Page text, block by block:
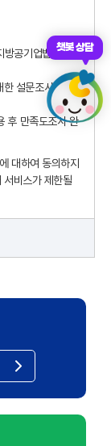
방공기업법」제78
한 설문조사
후 만족도조사 완
대하여 동의하지
비스가 제한될
챗봇 상담